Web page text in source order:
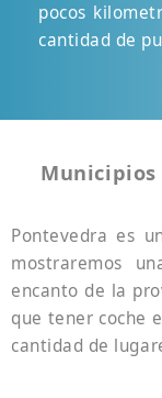
pocos
cantidad de
Pontevedra es
mostraremos
encanto de la
que tener coche
cantidad de